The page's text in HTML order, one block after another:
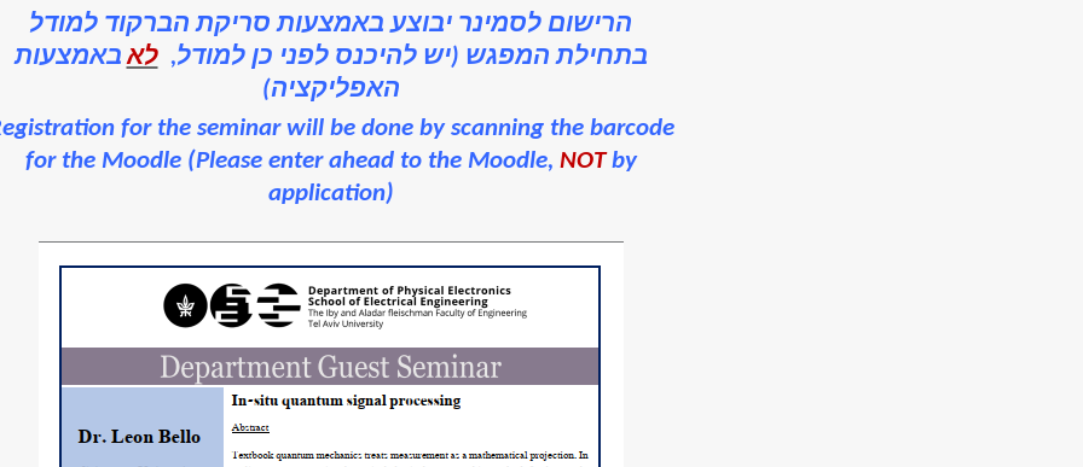
הרישום לסמינר יבוצע באמצעות סריקת הברקוד למודל
בתחילת המפגש (יש להיכנס לפני כן למודל,לא באמצעות
האפליקציה)
for the seminar will be done by scanning the barcode
for the Moodle (Please enter ahead to the Moodle, NOTby
application)